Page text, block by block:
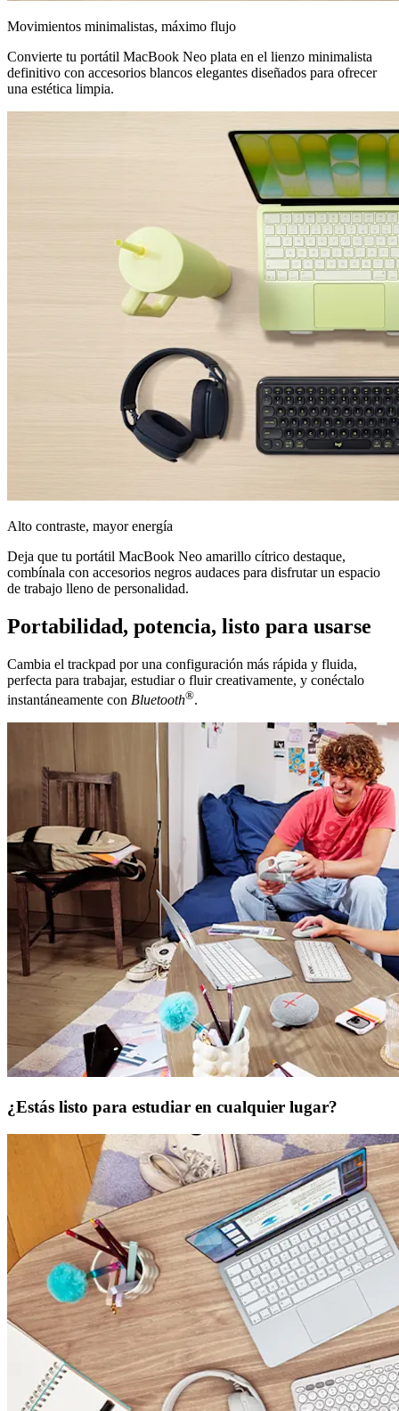
Movimientos minimalistas, máximo flujo
Convierte tu portátil MacBook Neo plata en el lienzo minimalista
definitivo con accesorios blancos elegantes diseñados para ofrecer
una estética limpia.
Alto contraste, mayor energía
Deja que tu portátil MacBook Neo amarillo cítrico destaque,
combínala con accesorios negros audaces para disfrutar un espacio
de trabajo lleno de personalidad.
Portabilidad, potencia, listo para usarse
Cambia el trackpad por una configuración más rápida y fluida,
perfecta para trabajar, estudiar o fluir creativamente, y conéctalo
instantáneamente con Bluetooth®.
¿Estás listo para estudiar en cualquier lugar?